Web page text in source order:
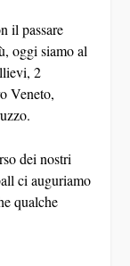
il passare
oggi siamo al
2
Veneto,
dei nostri
ci auguriamo
qualche